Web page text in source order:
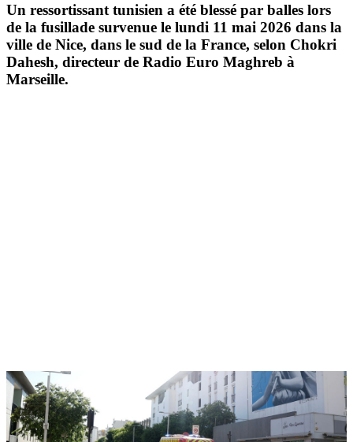
Un ressortissant tunisien a été blessé par balles lors
de la fusillade survenue le lundi 11 mai 2026 dans la
ville de Nice, dans le sud de la France, selon Chokri
Dahesh, directeur de Radio Euro Maghreb à
Marseille.